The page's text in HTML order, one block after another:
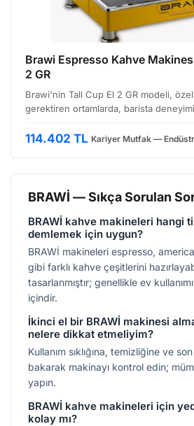
Brawi Espresso Kahve
2 GR
Brawi'nin Tall Cup El 2 GR modeli,
gerektiren ortamlarda, barista
klasik tasarımlı paslanmaz çelik
114.402 TL Kariyer Mutfak —
BRAWİ — Sıkça Sorulan
BRAWİ kahve makineleri hangi
demlemek için uygun?
BRAWİ makineleri espresso,
gibi farklı kahve çeşitlerini
tasarlanmıştır; genellikle ev
içindir.
İkinci el bir BRAWİ makinesi
nelere dikkat etmeliyim?
Kullanım sıklığına, temizliğine ve
bakarak makinayı kontrol edin;
yapın.
BRAWİ kahve makineleri için
kolay mı?